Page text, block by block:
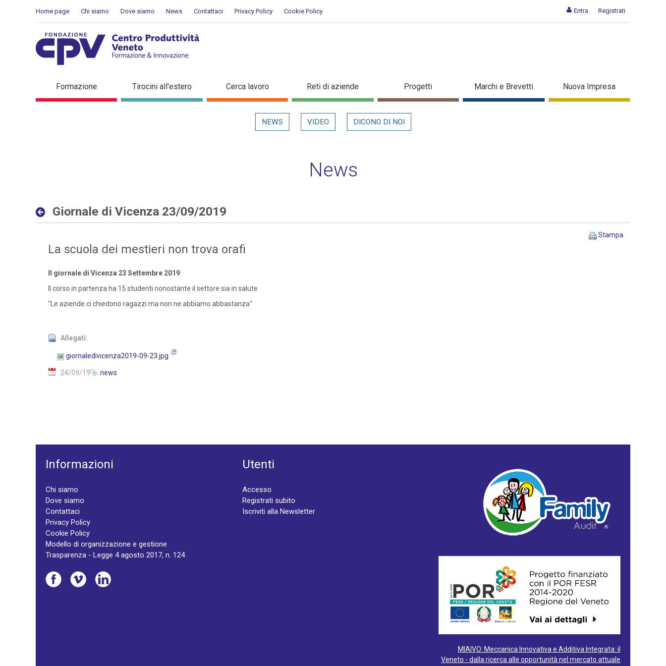
Entra Registrati
Home page Chi siamo Dove siamo News Contattaci Privacy Policy Cookie Policy
Giornale di Vicenza 23/09/2019 - Dettaglio in evidenza
Formazione Tirocini all'estero Cerca lavoro Reti di aziende Progetti Marchi e Brevetti Nuova Impresa
NEWS VIDEO DICONO DI NOI
News
Giornale di Vicenza 23/09/2019
Stampa
La scuola dei mestieri non trova orafi
Il giornale di Vicenza 23 Settembre 2019
Il corso in partenza ha 15 studenti nonostante il settore sia in salute
"Le aziende ci chiedono ragazzi ma non ne abbiamo abbastanza"
Allegati:
giornaledivicenza2019-09-23.jpg
24/09/19 news
Informazioni
Chi siamo
Dove siamo
Contattaci
Privacy Policy
Cookie Policy
Modello di organizzazione e gestione
Trasparenza - Legge 4 agosto 2017, n. 124
Utenti
Accesso
Registrati subito
Iscriviti alla Newsletter
MIAIVO: Meccanica Innovativa e Additiva Integrata: il
Veneto - dalla ricerca alle opportunità nel mercato attuale